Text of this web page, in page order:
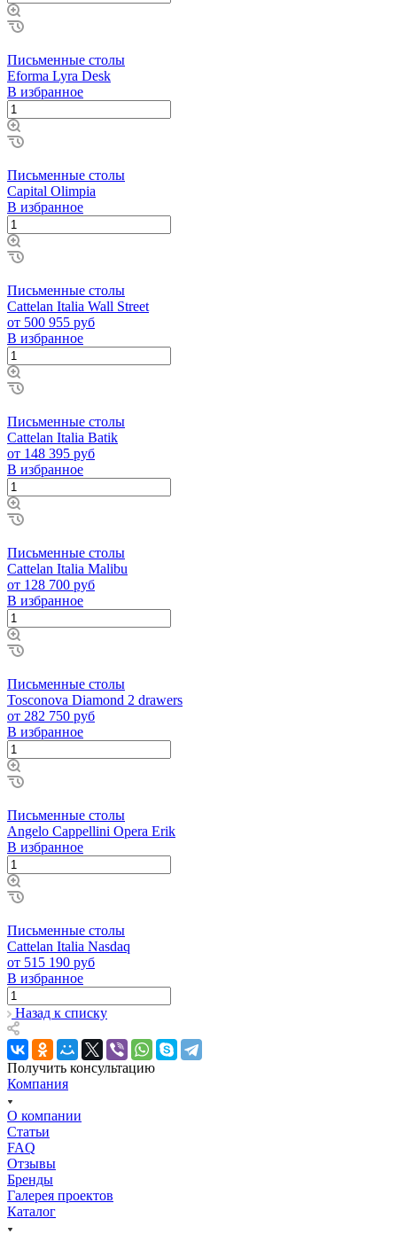
Письменные столы
Eforma Lyra Desk
В избранное
Письменные столы
Capital Olimpia
В избранное
Письменные столы
Cattelan Italia Wall Street
от 500 955 руб
В избранное
Письменные столы
Cattelan Italia Batik
от 148 395 руб
В избранное
Письменные столы
Cattelan Italia Malibu
от 128 700 руб
В избранное
Письменные столы
Tosconova Diamond 2 drawers
от 282 750 руб
В избранное
Письменные столы
Angelo Cappellini Opera Erik
В избранное
Письменные столы
Cattelan Italia Nasdaq
от 515 190 руб
В избранное
Назад к списку
Получить консультацию
Компания
О компании
Статьи
FAQ
Отзывы
Бренды
Галерея проектов
Каталог